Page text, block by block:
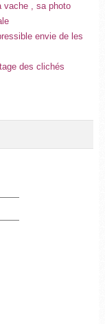
vache , sa photo
envie de les
des clichés